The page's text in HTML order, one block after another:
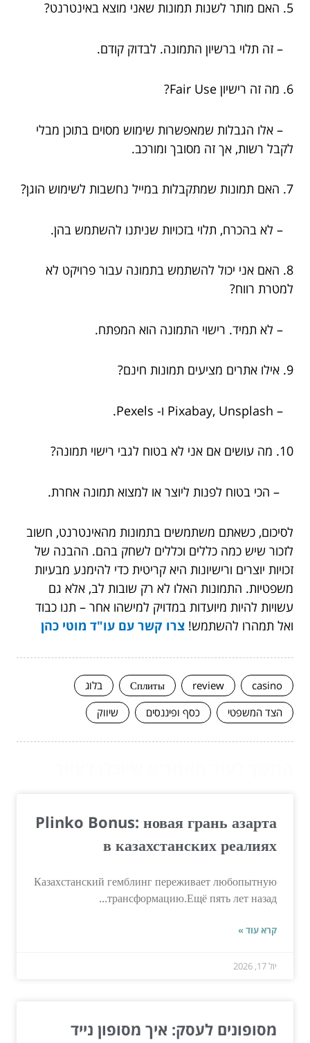
5. האם מותר לשנות תמונות שאני מוצא באינטרנט?
– זה תלוי ברשיון התמונה. לבדוק קודם.
6. מה זה רישיון Fair Use?
– אלו הגבלות שמאפשרות שימוש מסוים בתוכן מבלי
לקבל רשות, אך זה מסובך ומורכב.
7. האם תמונות שמתקבלות במייל נחשבות לשימוש הוגן?
– לא בהכרח, תלוי בזכויות שניתנו להשתמש בהן.
8. האם אני יכול להשתמש בתמונה עבור פרויקט לא
למטרת רווח?
– לא תמיד. רישוי התמונה הוא המפתח.
9. אילו אתרים מציעים תמונות חינם?
– Pixabay, Unsplash ו- Pexels.
10. מה עושים אם אני לא בטוח לגבי רישוי תמונה?
– הכי בטוח לפנות ליוצר או למצוא תמונה אחרת.
לסיכום, כשאתם משתמשים בתמונות מהאינטרנט, חשוב
לזכור שיש כמה כללים וכללים לשחק בהם. ההבנה של
זכויות יוצרים ורישיונות היא קריטית כדי להימנע מבעיות
משפטיות. התמונות האלו לא רק שובות לב, אלא גם
עשויות להיות מיועדות במדויק למישהו אחר – תנו כבוד
ואל תמהרו להשתמש! צרו קשר עם עו"ד מוטי כהן
casino
review
Сплиты
בלוג
הצד המשפטי
כסף ופיננסים שיווק
Plinko Bonus: новая грань азарта
в казахстанских реалиях
Казахстанский гемблинг переживает любопытную
трансформацию.Ещё пять лет назад...
קרא עוד »
יול 17, 2026
מסופונים לעסק: איך מסופון נייד